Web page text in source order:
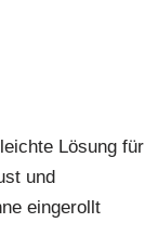
Lösung für
und
eingerollt